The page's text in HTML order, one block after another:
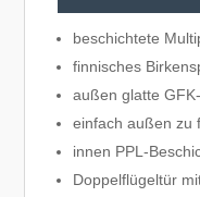
beschichtete
finnisches
außen glatte
einfach außen zu
innen PPL-
Doppelflügeltür